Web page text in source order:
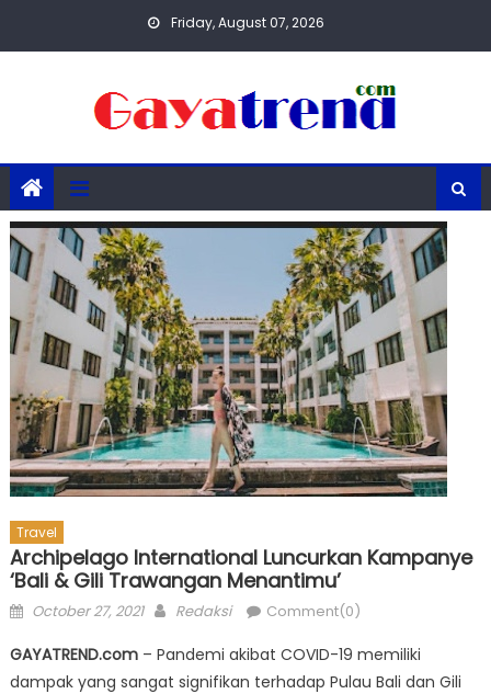
Friday, August 07, 2026
Travel
Archipelago International Luncurkan Kampanye
‘Bali & Gili Trawangan Menantimu’
Posted
October 27, 2021 Author
Redaksi Comment(0)
GAYATREND.com– Pandemi akibat COVID-19 memiliki
dampak yang sangat signifikan terhadap Pulau Bali dan Gili